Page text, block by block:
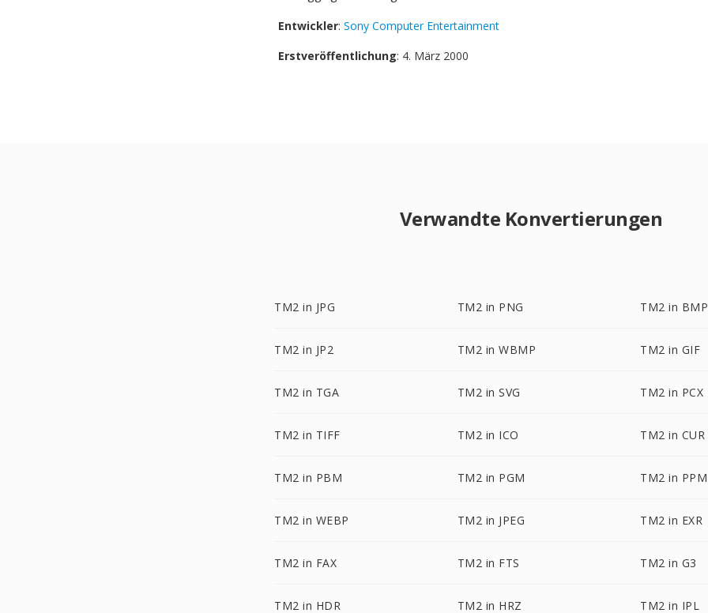
Entwickler: Sony Computer Entertainment
Erstveröffentlichung: 4. März 2000
Verwandte Konvertierungen
TM2 in JPG TM2 in PNG TM2 in BMP
TM2 in JP2 TM2 in WBMP TM2 in GIF
TM2 in TGA TM2 in SVG TM2 in PCX
TM2 in TIFF TM2 in ICO TM2 in CUR
TM2 in PBM TM2 in PGM TM2 in PPM
TM2 in WEBP TM2 in JPEG TM2 in EXR
TM2 in FAX TM2 in FTS TM2 in G3
TM2 in HDR TM2 in HRZ TM2 in IPL